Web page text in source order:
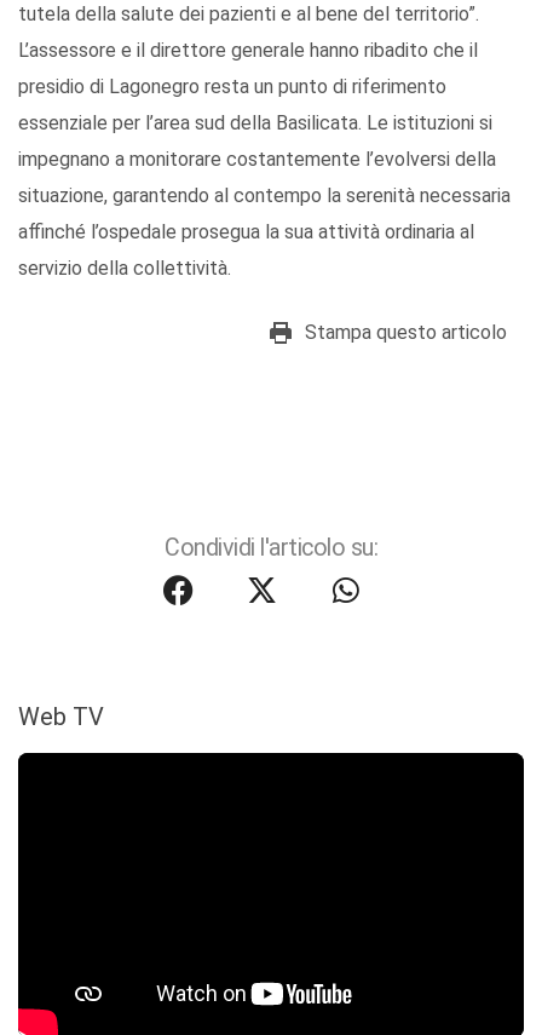
tutela della salute dei pazienti e al bene del territorio”.
L’assessore e il direttore generale hanno ribadito che il
presidio di Lagonegro resta un punto di riferimento
essenziale per l’area sud della Basilicata. Le istituzioni si
impegnano a monitorare costantemente l’evolversi della
situazione, garantendo al contempo la serenità necessaria
affinché l’ospedale prosegua la sua attività ordinaria al
servizio della collettività.
Stampa questo articolo
Condividi l'articolo su:
Web TV